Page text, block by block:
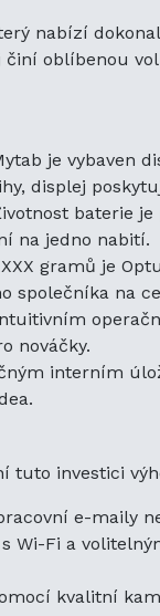
Snadné
oblíbené
Optus
Dostupná
pokročilá
Přestože
chvíle, kdy
bude i nadále
baterie od
kompatibilní s
tablety a
kompatibilní
nabízí
oblíbenou
je vybaven
displej
baterie je
na jedno nabití.
gramů je
společníka na
nováčky.
interním
tuto investici
e-maily
Wi-Fi a
kvalitní